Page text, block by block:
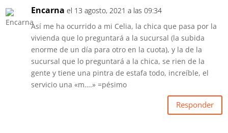
Encarna el 13 agosto, 2021 a las 09:34
Así me ha ocurrido a mi Celia, la chica que pasa por la
vivienda que lo preguntará a la sucursal (la subida
enorme de un día para otro en la cuota), y la de la
sucursal que lo preguntará a la chica, se rien de la
gente y tiene una pintra de estafa todo, increíble, el
servicio una «m….» =pésimo
Responder